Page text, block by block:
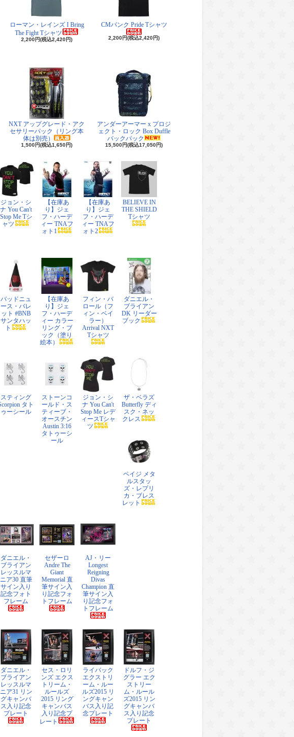
ローマン・レインズ I Bring
The Fight Tシャツ
2,200円(税込2,420円)
CMパンク Pride Tシャツ
2,200円(税込2,420円)
NXT アップグレード・アク
セサリーパック（リング本
体は別売）
1,500円(税込1,650円)
アンダーアーマー x プロジ
ェクト・ロック Box Duffle
バックパック
15,500円(税込17,050円)
ジョン・シ
ナ You Can't
Stop Me Tシ
ャツ
【在庫あ
り】ジェ
フ・ハーデ
ィー TNAフ
ォト1
【在庫あ
り】ジェ
フ・ハーデ
ィー TNAフ
ォト2
BELIEVE IN
THE SHIELD
Tシャツ
バッドニュ
ース・バレ
ット #BNB
サンタハッ
ト
【在庫あ
り】ジェ
フ・ハーデ
ィー カラー
リング・ブ
ック（塗り
絵本）
フィン・バ
ロール（フ
ィン・ベイ
ラー）
Arrival NXT
Tシャツ
ダニエル・
ブライアン
DK リーダー
ブック
スティング
タト
ゥーシール
ストーンコ
ールド・ス
ティーブ・
オースチン
Austin 3:16
タトゥーシ
ール
ジョン・シ
ナ You Can't
Stop Me レデ
ィースTシャ
ツ
ザ・ベラズ
Butterfly ディ
スク・ネッ
クレス
ペイジ メタ
ルスタッ
ズ・レプリ
カ・ブレス
レット
ダニエル・
ブライアン
レッスルマ
ニア30 直筆
サイン入り
記念フォト
フレーム
セザーロ
Andre The
Giant
Memorial 直
筆サイン入
り記念フォ
トフレーム
AJ・リー
Longest
Reigning
Divas
Champion 直
筆サイン入
り記念フォ
トフレーム
ダニエル・
ブライアン
レッスルマ
ニア31 リン
グキャンバ
ス入り記念
プレート
セス・ロリ
ンズ エクス
トリーム・
ルールズ
2015 リング
キャンバス
入り記念プ
レート
ライバック
エクストリ
ーム・ルー
ルズ2015 リ
ングキャン
バス入り記
念プレート
ドルフ・ジ
グラー エク
ストリー
ム・ルール
ズ2015 リン
グキャンバ
ス入り記念
プレート